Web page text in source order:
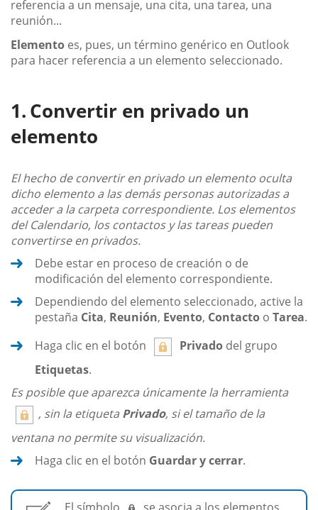
referencia a un mensaje, una cita, una tarea, una
reunión...
Elemento es, pues, un término genérico en Outlook
para hacer referencia a un elemento seleccionado.
Convertir en privado un
elemento
El hecho de convertir en privado un elemento oculta
dicho elemento a las demás personas autorizadas a
acceder a la carpeta correspondiente. Los elementos
del Calendario, los contactos y las tareas pueden
convertirse en privados.
Debe estar en proceso de creación o de
modificación del elemento correspondiente.
Dependiendo del elemento seleccionado, active la
pestaña Cita, Reunión, Evento, Contacto o Tarea.
Haga clic en el botón
Privado del grupo
Etiquetas.
Es posible que aparezca únicamente la herramienta
, sin la etiqueta Privado, si el tamaño de la
ventana no permite su visualización.
Haga clic en el botón Guardar y cerrar.